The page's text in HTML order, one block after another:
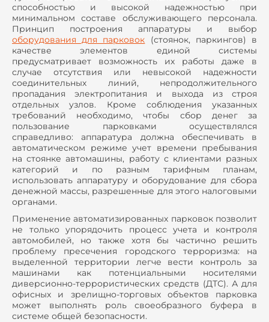
способностью и высокой надежностью при
минимальном составе обслуживающего персонала.
Принцип построения аппаратуры и выбор
оборудования для парковок (стоянок, паркингов) в
качестве элементов единой системы
предусматривает возможность их работы даже в
случае отсутствия или невысокой надежности
соединительных линий, непродолжительного
пропадания электропитания и выхода из строя
отдельных узлов. Кроме соблюдения указанных
требований необходимо, чтобы сбор денег за
пользование парковками осуществлялся
справедливо: аппаратура должна обеспечивать в
автоматическом режиме учет времени пребывания
на стоянке автомашины, работу с клиентами разных
категорий и по разным тарифным планам,
использовать аппаратуру и оборудование для сбора
денежной массы, разрешенные для этого налоговыми
органами.
Применение автоматизированных парковок позволит
не только упорядочить процесс учета и контроля
автомобилей, но также хотя бы частично решить
проблему пресечения городского терроризма: на
выделенной территории легче вести контроль за
машинами как потенциальными носителями
диверсионно-террористических средств (ДТС). А для
офисных и зрелищно-торговых объектов парковка
может выполнять роль своеобразного буфера в
системе общей безопасности.